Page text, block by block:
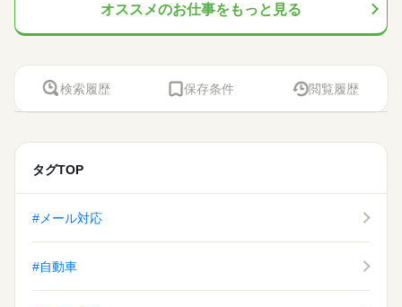
オススメのお仕事をもっと見る
検索履歴 保存条件 閲覧履歴
タグTOP
#メール対応
#自動車